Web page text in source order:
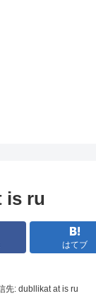
is ru
はてブ
先: dubllikat at is ru